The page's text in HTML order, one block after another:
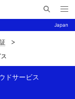
Japan
イ
メ
ニ
ュ
ドサービス